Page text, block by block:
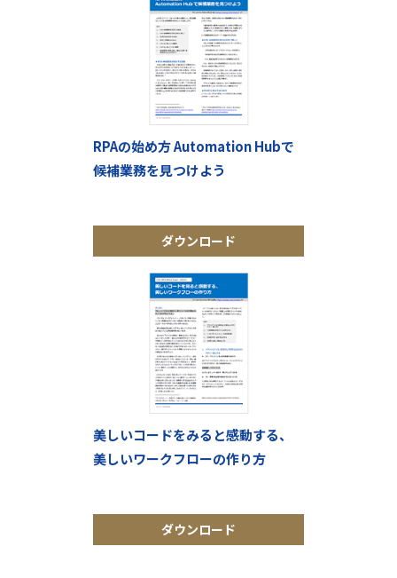
RPAの始め方 Automation Hubで
候補業務を見つけよう
ダウンロード
美しいコードをみると感動する、
美しいワークフローの作り方
ダウンロード